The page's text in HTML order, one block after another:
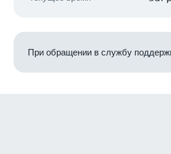
При обращении в службу